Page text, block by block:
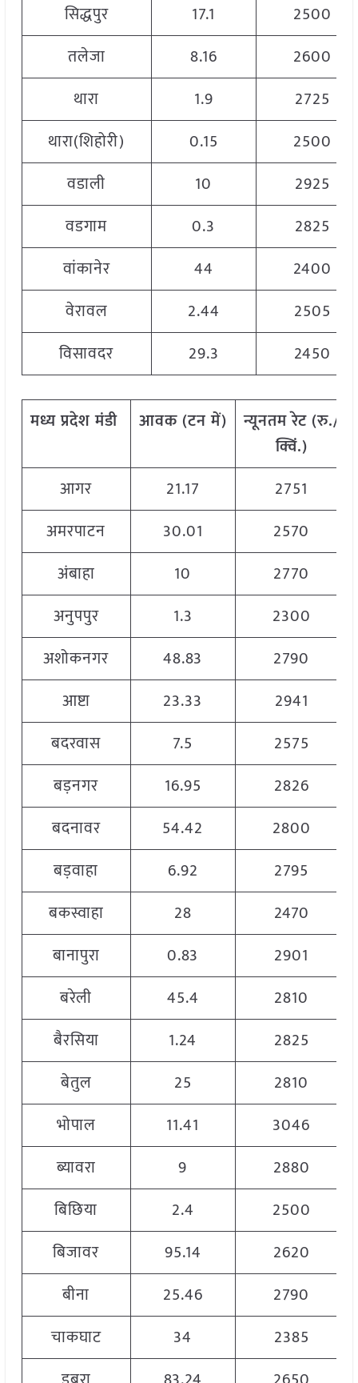
सिद्धपुर 17.1
2500
तलेजा
8.16
2600
थारा
1.9
2725
थारा(शिहोरी)
0.15
2500
वडाली
10
2925
वडगाम
0.3
2825
वांकानेर
44
2400
वेरावल
2.44
2505
विसावदर
29.3 2450
मध्यप्रदेशमंडी आवक(टनमें) न्यूनतमरेट(रु./
क्विं.)
आगर 21.17
2751
अमरपाटन
30.01
2570
अंबाहा
10
2770
अनुपपुर
1.3
2300
अशोकनगर
48.83
2790
आष्टा
23.33
2941
बदरवास
7.5
2575
बड़नगर
16.95
2826
बदनावर
54.42
2800
बड़वाहा
6.92
2795
बकस्वाहा
28
2470
बानापुरा
0.83
2901
बरेली
45.4
2810
बैरसिया
1.24
2825
बेतुल
25
2810
भोपाल
11.41
3046
ब्यावरा
9
2880
बिछिया
2.4
2500
बिजावर
95.14
2620
बीना
25.46
2790
चाकघाट
34
2385